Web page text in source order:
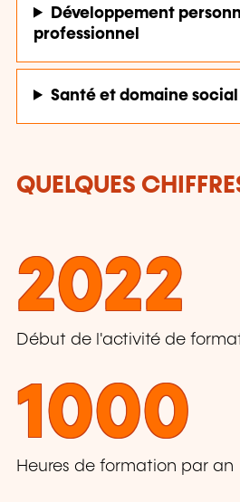
Développement
professionnel
Santé et domaine social
QUELQUES
2022
Début de l'activité de
1000
Heures de formation par an